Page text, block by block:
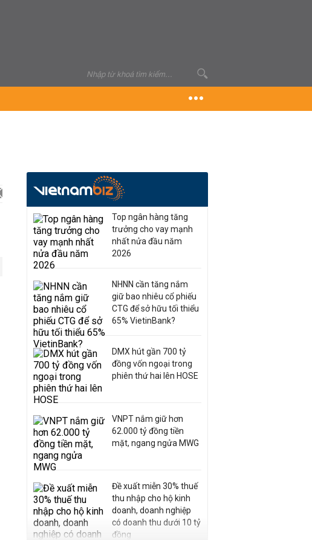
Top ngân hàng tăng
trưởng cho vay mạnh
nhất nửa đầu năm
2026
NHNN cần tăng nắm
giữ bao nhiêu cổ phiếu
CTG để sở hữu tối thiểu
65% VietinBank?
DMX hút gần 700 tỷ
đồng vốn ngoại trong
phiên thứ hai lên HOSE
VNPT nắm giữ hơn
62.000 tỷ đồng tiền
mặt, ngang ngửa MWG
Đề xuất miễn 30% thuế
thu nhập cho hộ kinh
doanh, doanh nghiệp
có doanh thu dưới 10 tỷ
đồng